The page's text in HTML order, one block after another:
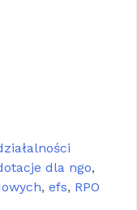
dla ngo,
, efs, RPO